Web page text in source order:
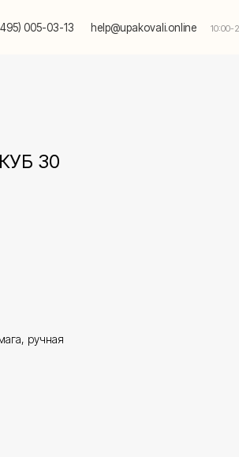
10:00-20:00
help@upakovali.online Таганская
30
ручная